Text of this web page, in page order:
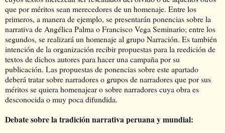
que por méritos sean merecedores de un homenaje. Entre los
primeros, a manera de ejemplo, se presentarán ponencias sobre la
narrativa de Angélica Palma o Francisco Vega Seminario; entre los
segundos, se realizará un homenaje al grupo Narración. Es también
intención de la organización recibir propuestas para la reedición de
textos de dichos autores para hacer una campaña por su
publicación. Las propuestas de ponencias sobre este apartado
deberá tratar sobre narradores o grupos de narradores que por sus
méritos se quiera homenajear o sobre narradores cuya obra es
desconocida o muy poca difundida.
Debate sobre la tradición narrativa peruana y mundial: